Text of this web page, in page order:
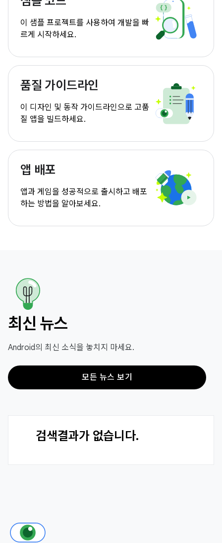
이 샘플 프로젝트를 사용하여 개발을 빠
르게 시작하세요.
품질 가이드라인
이 디자인 및 동작 가이드라인으로 고품
질 앱을 빌드하세요.
앱 배포
앱과 게임을 성공적으로 출시하고 배포
하는 방법을 알아보세요.
최신 뉴스
Android의 최신 소식을 놓치지 마세요.
모든 뉴스 보기
검색결과가 없습니다.